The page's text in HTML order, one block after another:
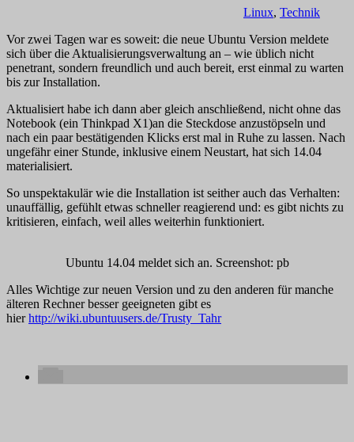
Linux, Technik
Vor zwei Tagen war es soweit: die neue Ubuntu Version meldete
sich über die Aktualisierungsverwaltung an – wie üblich nicht
penetrant, sondern freundlich und auch bereit, erst einmal zu warten
bis zur Installation.
Aktualisiert habe ich dann aber gleich anschließend, nicht ohne das
Notebook (ein Thinkpad X1)an die Steckdose anzustöpseln und
nach ein paar bestätigenden Klicks erst mal in Ruhe zu lassen. Nach
ungefähr einer Stunde, inklusive einem Neustart, hat sich 14.04
materialisiert.
So unspektakulär wie die Installation ist seither auch das Verhalten:
unauffällig, gefühlt etwas schneller reagierend und: es gibt nichts zu
kritisieren, einfach, weil alles weiterhin funktioniert.
Ubuntu 14.04 meldet sich an. Screenshot: pb
Alles Wichtige zur neuen Version und zu den anderen für manche
älteren Rechner besser geeigneten gibt es
hierhttp://wiki.ubuntuusers.de/Trusty_Tahr